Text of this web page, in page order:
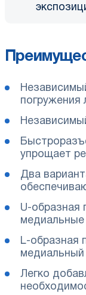
погружения
упрощает
Два
U-образная
медиальные
L-образная
медиальный
Легко